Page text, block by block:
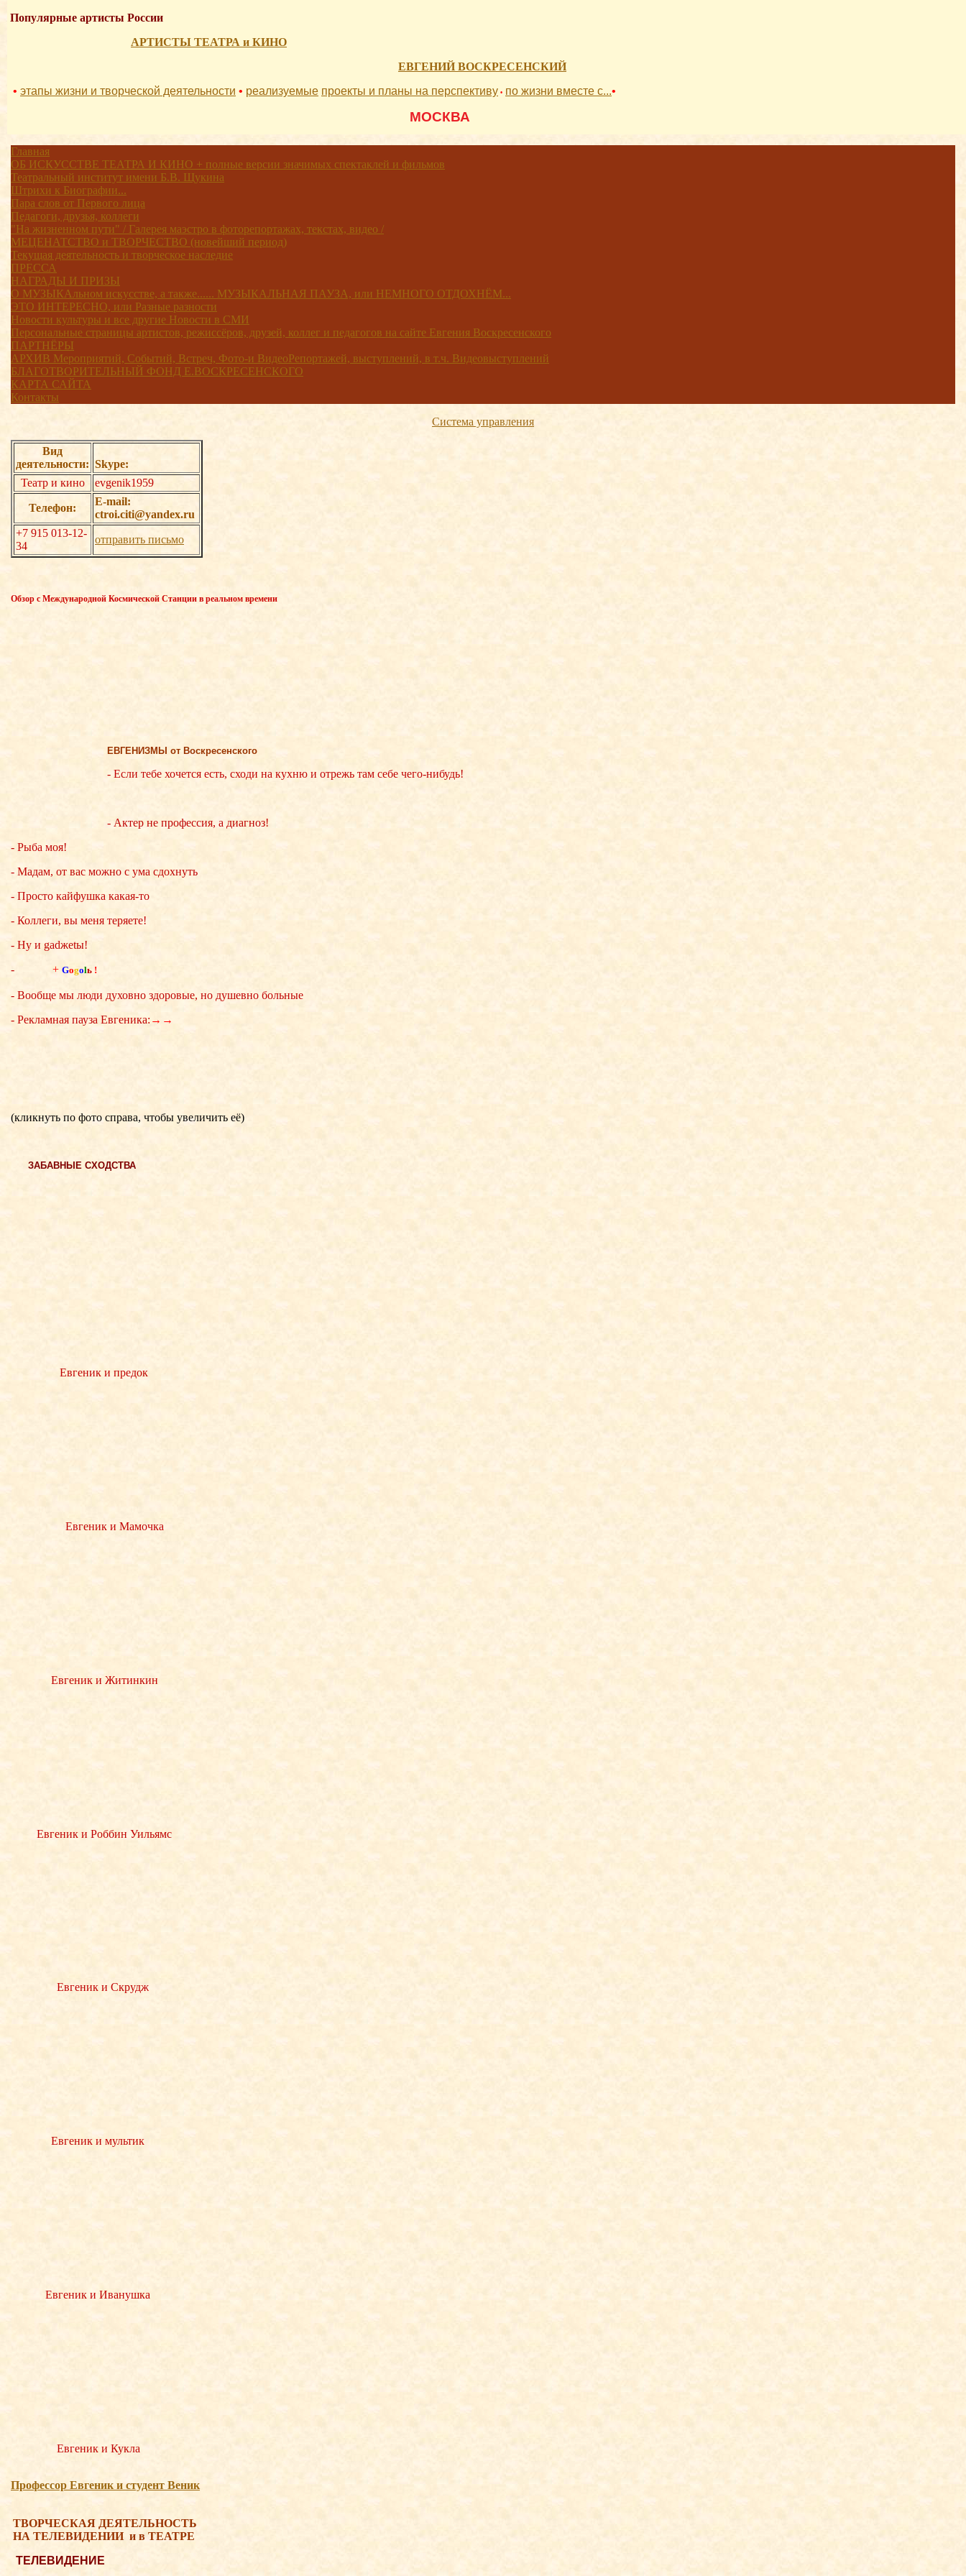
Популярные артисты России
АРТИСТЫ ТЕАТРА и КИНО
ЕВГЕНИЙ ВОСКРЕСЕНСКИЙ
• этапы жизни и творческой деятельности • реализуемые проекты и планы на перспективу • по жизни вместе с...•
          МОСКВА
Главная
ОБ ИСКУССТВЕ ТЕАТРА И КИНО + полные версии значимых спектаклей и фильмов
Театральный институт имени Б.В. Щукина
Штрихи к Биографии...
Пара слов от Первого лица
Педагоги, друзья, коллеги
"На жизненном пути" / Галерея маэстро в фоторепортажах, текстах, видео /
МЕЦЕНАТСТВО и ТВОРЧЕСТВО (новейший период)
Текущая деятельность и творческое наследие
ПРЕССА
НАГРАДЫ И ПРИЗЫ
О МУЗЫКАльном искусстве, а также...... МУЗЫКАЛЬНАЯ ПАУЗА, или НЕМНОГО ОТДОХНЁМ...
ЭТО ИНТЕРЕСНО, или Разные разности
Новости культуры и все другие Новости в СМИ
Персональные страницы артистов, режиссёров, друзей, коллег и педагогов на сайте Евгения Воскресенского
ПАРТНЁРЫ
АРХИВ Мероприятий, Событий, Встреч, Фото-и ВидеоРепортажей, выступлений, в т.ч. Видеовыступлений
БЛАГОТВОРИТЕЛЬНЫЙ ФОНД Е.ВОСКРЕСЕНСКОГО
КАРТА САЙТА
Контакты
Система управления
Вид
деятельности: Skype:
Театр и кино
evgenik1959
Телефон:
E-mail:
ctroi.citi@yandex.ru
+7 915 013-12-
34
отправить письмо
Обзор с Международной Космической Станции в реальном времени
ЕВГЕНИЗМЫ от Воскресенского
- Если тебе хочется есть, сходи на кухню и отрежь там себе чего-нибудь!
- Актер не профессия, а диагноз!
- Рыба моя!
- Мадам, от вас можно с ума сдохнуть
- Просто кайфушка какая-то
- Коллеги, вы меня теряете!
- Ну и gadжеtы!
-
+ Gogolь !
- Вообще мы люди духовно здоровые, но душевно больные
- Рекламная пауза Евгеника: →→
(кликнуть по фото справа, чтобы увеличить её)
ЗАБАВНЫЕ СХОДСТВА
Евгеник и предок
Евгеник и Мамочка
Евгеник и Житинкин
Евгеник и Роббин Уильямс
Евгеник и Скрудж
Евгеник и мультик
Евгеник и Иванушка
Евгеник и Кукла
Професcор Евгеник и студент Веник
ТВОРЧЕСКАЯ ДЕЯТЕЛЬНОСТЬ
НА ТЕЛЕВИДЕНИИ и в ТЕАТРЕ
ТЕЛЕВИДЕНИЕ